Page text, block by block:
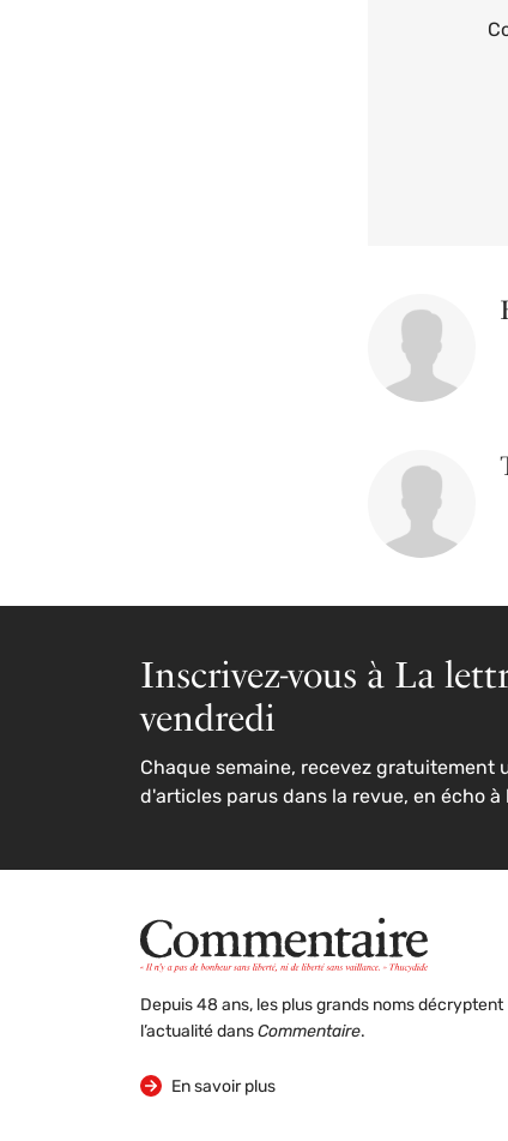
Inscrivez-vous à La
vendredi
Chaque semaine, recevez gratuitement
d'articles parus dans la revue, en écho à
Depuis 48 ans, les plus grands noms décryptent
l’actualité dans Commentaire.
En savoir plus
sur la revue